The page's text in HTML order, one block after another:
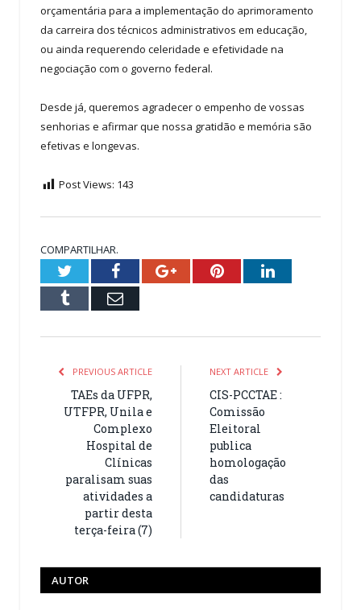
orçamentária para a implementação do aprimoramento
da carreira dos técnicos administrativos em educação,
ou ainda requerendo celeridade e efetividade na
negociação com o governo federal.
Desde já, queremos agradecer o empenho de vossas
senhorias e afirmar que nossa gratidão e memória são
efetivas e longevas.
Post Views: 143
COMPARTILHAR.
TwitterFacebookGoogle+PinterestLinkedIn
Tumblr Email
PREVIOUS ARTICLE
TAEs da UFPR,
UTFPR, Unila e
Complexo
Hospital de
Clínicas
paralisam suas
atividades a
partir desta
terça-feira (7)
NEXT ARTICLE
CIS-PCCTAE :
Comissão
Eleitoral
publica
homologação
das
candidaturas
AUTOR